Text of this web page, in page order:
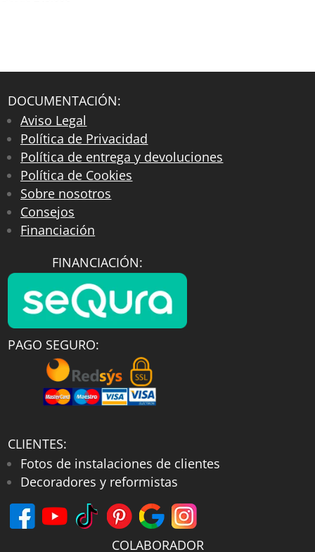
DOCUMENTACIÓN:
Aviso Legal
Política de Privacidad
Política de entrega y devoluciones
Política de Cookies
Sobre nosotros
Consejos
Financiación
FINANCIACIÓN:
PAGO SEGURO:
CLIENTES:
Fotos de instalaciones de clientes
Decoradores y reformistas
COLABORADOR